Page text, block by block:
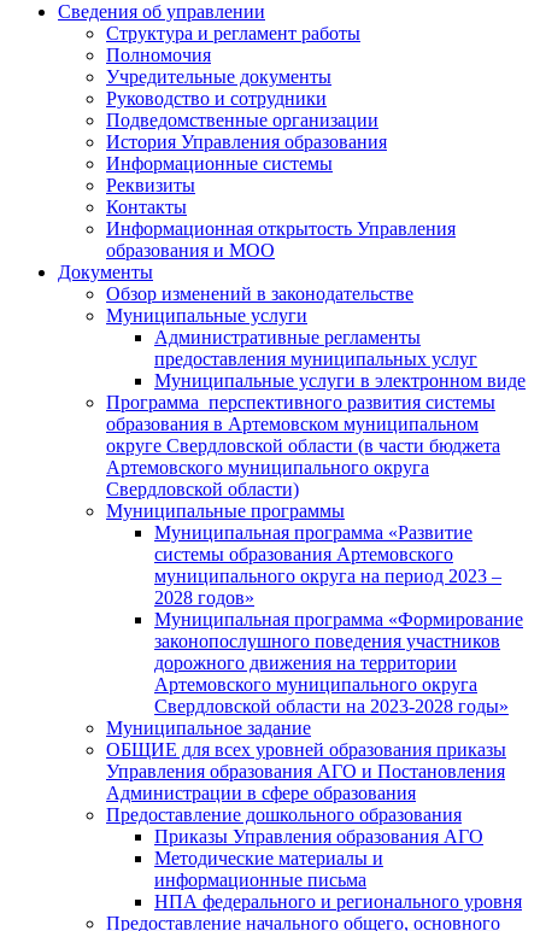
Сведения об управлении
Структура и регламент работы
Полномочия
Учредительные документы
Руководство и сотрудники
Подведомственные организации
История Управления образования
Информационные системы
Реквизиты
Контакты
Информационная открытость Управления
образования и МОО
Документы
Обзор изменений в законодательстве
Муниципальные услуги
Административные регламенты
предоставления муниципальных услуг
Муниципальные услуги в электронном виде
Программа перспективного развития системы
образования в Артемовском муниципальном
округе Свердловской области (в части бюджета
Артемовского муниципального округа
Свердловской области)
Муниципальные программы
Муниципальная программа «Развитие
системы образования Артемовского
муниципального округа на период 2023 –
2028 годов»
Муниципальная программа «Формирование
законопослушного поведения участников
дорожного движения на территории
Артемовского муниципального округа
Свердловской области на 2023-2028 годы»
Муниципальное задание
ОБЩИЕ для всех уровней образования приказы
Управления образования АГО и Постановления
Администрации в сфере образования
Предоставление дошкольного образования
Приказы Управления образования АГО
Методические материалы и
информационные письма
НПА федерального и регионального уровня
Предоставление начального общего, основного